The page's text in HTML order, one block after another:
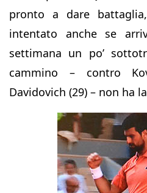
pronto a dare
intentato anche se
settimana un po’
cammino – contro
Davidovich (29) – non ha